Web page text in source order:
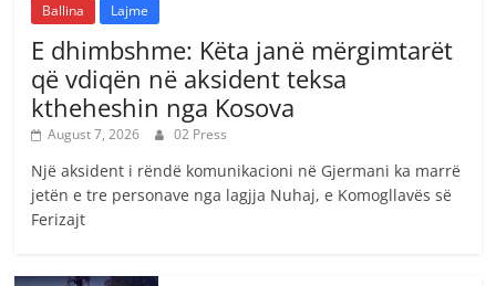
Ballina Lajme
E dhimbshme: Këta janë mërgimtarët
që vdiqën në aksident teksa
ktheheshin nga Kosova
August 7, 2026 02 Press
Një aksident i rëndë komunikacioni në Gjermani ka marrë
jetën e tre personave nga lagjja Nuhaj, e Komogllavës së
Ferizajt